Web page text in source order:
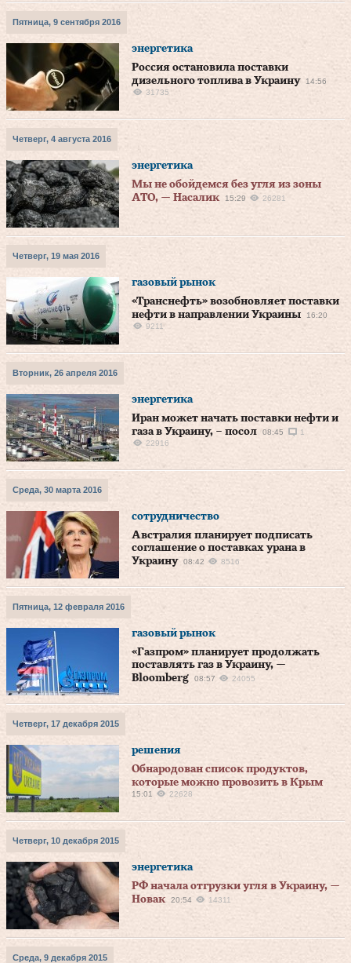
Пятница, 9 сентября 2016
энергетика
Россия остановила поставки
дизельного топлива в Украину
14:56
31735
Четверг, 4 августа 2016
энергетика
Мы не обойдемся без угля из зоны
АТО, — Насалик
15:29 26281
Четверг, 19 мая 2016
газовый рынок
«Транснефть» возобновляет поставки
нефти в направлении Украины
16:20
9211
Вторник, 26 апреля 2016
энергетика
Иран может начать поставки нефти и
газа в Украину, – посол
08:45
1
22916
Среда, 30 марта 2016
сотрудничество
Австралия планирует подписать
соглашение о поставках урана в
Украину
08:42 8516
Пятница, 12 февраля 2016
газовый рынок
«Газпром» планирует продолжать
поставлять газ в Украину, —
Bloomberg
08:57 24055
Четверг, 17 декабря 2015
решения
Обнародован список продуктов,
которые можно провозить в Крым
15:01 22628
Четверг, 10 декабря 2015
энергетика
РФ начала отгрузки угля в Украину, —
Новак
20:54 14311
Среда, 9 декабря 2015